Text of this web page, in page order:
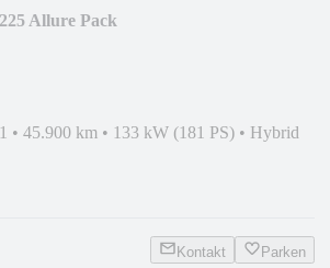
Allure Pack
• 45.900 km • 133 kW (181 PS) • Hybrid
Kontakt Parken